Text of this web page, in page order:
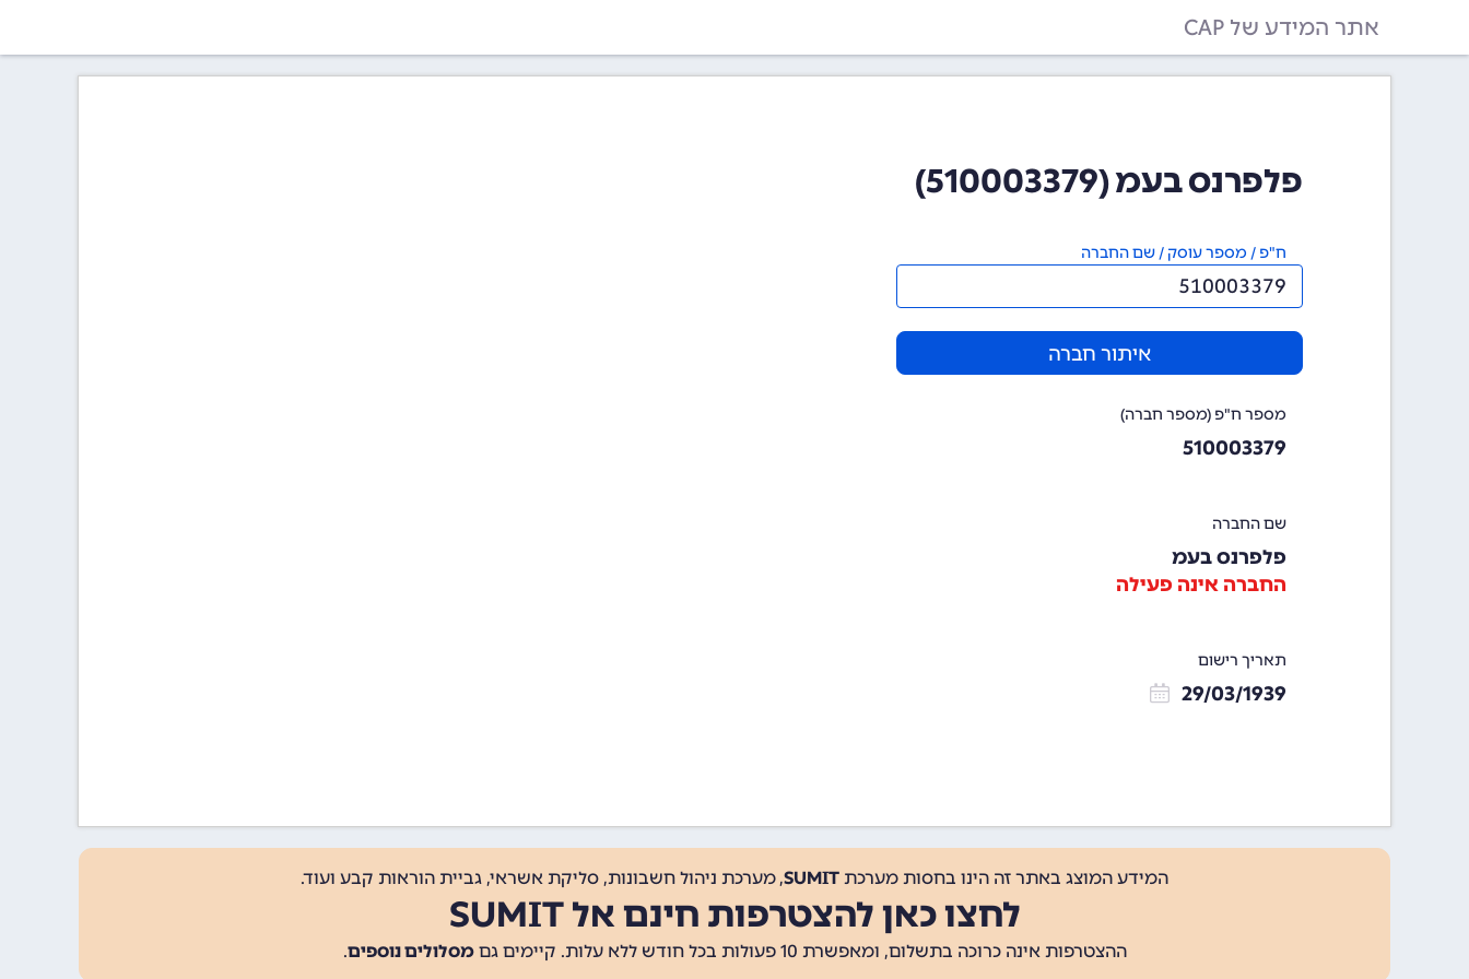
אתר המידע של CAP
פלפרנס בעמ (510003379)
ח"פ / מספר עוסק / שם החברה
איתור חברה
מספר ח"פ (מספר חברה)
510003379
שם החברה
פלפרנס בעמ
החברה אינה פעילה
תאריך רישום
29/03/1939
המידע המוצג באתר זה הינו בחסות מערכת SUMIT, מערכת ניהול חשבונות, סליקת אשראי, גביית הוראות קבע ועוד.
לחצו כאן להצטרפות חינם אל SUMIT
ההצטרפות אינה כרוכה בתשלום, ומאפשרת 10 פעולות בכל חודש ללא עלות. קיימים גם מסלולים נוספים.